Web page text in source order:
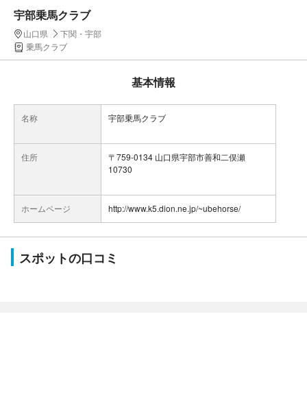
宇部乗馬クラブ
山口県
下関・宇部
乗馬クラブ
基本情報
名称 宇部乗馬クラブ
住所
〒759-0134 山口県宇部市善和二俣瀬
10730
ホームページ http://www.k5.dion.ne.jp/~ubehorse/
スポットの口コミ